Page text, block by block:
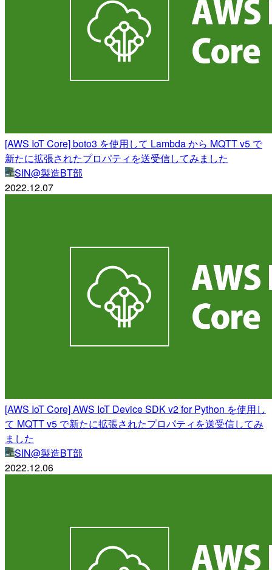
[AWS IoT Core] boto3 を使用して Lambda から MQTT v5 で
新たに拡張されたプロパティを送受信してみました
SIN@製造BT部
2022.12.07
[AWS IoT Core] AWS IoT Device SDK v2 for Python を使用し
て MQTT v5 で新たに拡張されたプロパティを送受信してみ
ました
SIN@製造BT部
2022.12.06